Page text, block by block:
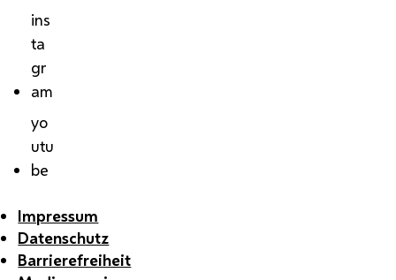
ins
ta
gr
am
yo
utu
be
Impressum
Datenschutz
Barrierefreiheit